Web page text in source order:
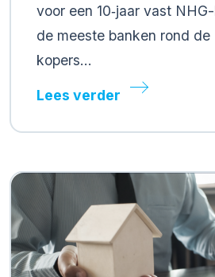
voor een 10‑jaar vast
de meeste banken rond
kopers…
Lees verder